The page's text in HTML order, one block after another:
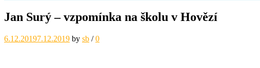
Jan Surý – vzpomínka na školu v Hovězí
6.12.20197.12.2019 by sb / 0